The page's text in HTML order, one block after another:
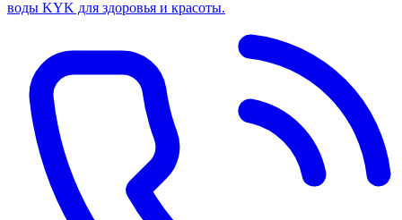
воды KYK для здоровья и красоты.